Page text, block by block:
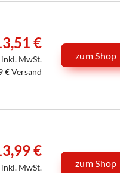
€
inkl. MwSt.
€ Versand
zum Shop
€
inkl. MwSt.
zum Shop